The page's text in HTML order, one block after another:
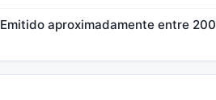
Emitido aproximadamente entre